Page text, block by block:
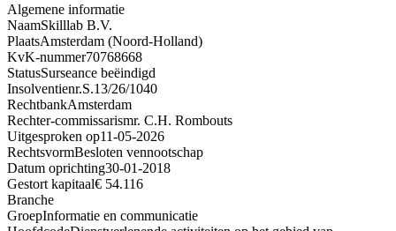
Algemene informatie
NaamSkilllab B.V.
PlaatsAmsterdam (Noord-Holland)
KvK-nummer70768668
StatusSurseance beëindigd
Insolventienr.S.13/26/1040
RechtbankAmsterdam
Rechter-commissarismr. C.H. Rombouts
Uitgesproken op11-05-2026
RechtsvormBesloten vennootschap
Datum oprichting30-01-2018
Gestort kapitaal€ 54.116
Branche
GroepInformatie en communicatie